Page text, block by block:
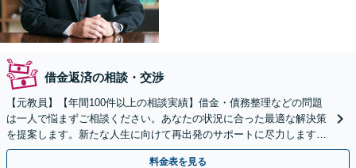
借金返済の相談・交渉
【元教員】【年間100件以上の相談実績】借金・債務整理などの問題
は一人で悩まずご相談ください。あなたの状況に合った最適な解決策
を提案します。新たな人生に向けて再出発のサポートに尽力します。
【大分駅9分】【初回無料相談】【土日・夜間対応可】
料金表を見る